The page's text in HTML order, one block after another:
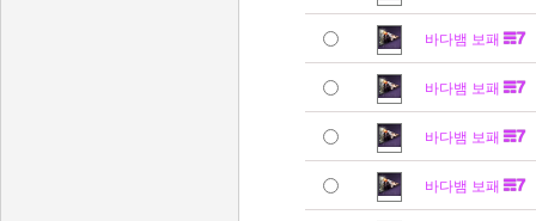
바다뱀 보패
바다뱀 보패
바다뱀 보패
바다뱀 보패